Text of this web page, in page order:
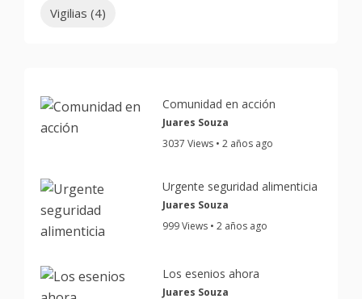
Vigilias (4)
Comunidad en acción
Juares Souza
3037 Views • 2 años ago
Urgente seguridad alimenticia
Juares Souza
999 Views • 2 años ago
Los esenios ahora
Juares Souza